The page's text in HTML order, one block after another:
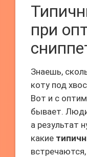
при
Знаешь,
коту под
Вот и с
бывает.
а результат
какие